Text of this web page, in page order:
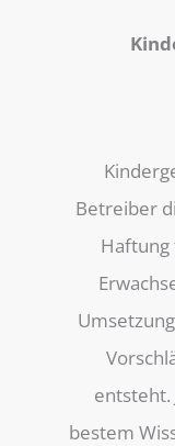
Betreiber
Haftung
entsteht.
bestem